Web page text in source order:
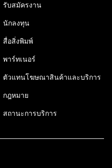
รับสมัครงาน
นักลงทุน
สื่อสิ่งพิมพ์
พาร์ทเนอร์
ตัวแทนโฆษณาสินค้าและบริการ
กฎหมาย
สถานะการบริการ